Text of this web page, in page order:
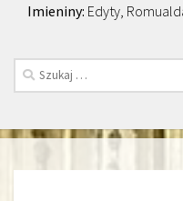
Edyty,
Szukaj: